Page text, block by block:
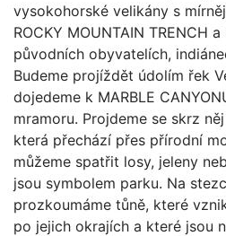
vysokohorské velikány s
ROCKY MOUNTAIN TRENCH
původních obyvatelích,
Budeme projíždět údolím řek
dojedeme k MARBLE
mramoru. Projdeme se skrz
která přechází přes přírodní
můžeme spatřit losy, jeleny
jsou symbolem parku. Na
prozkoumáme tůně, které
po jejich okrajích a které jsou